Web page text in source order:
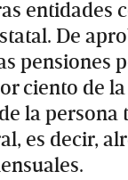
entidades
De
pensiones
ciento de la
la persona
es decir,